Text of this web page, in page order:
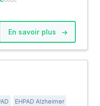
En savoir plus
EHPAD Alzheimer